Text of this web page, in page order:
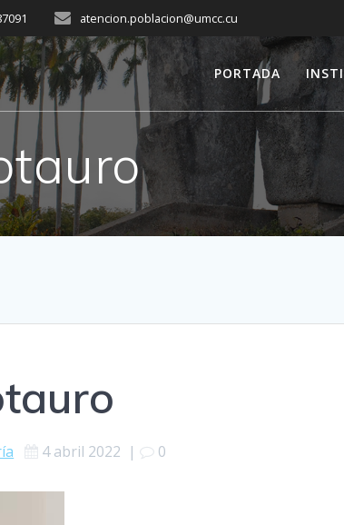
atencion.poblacion@umcc.cu
PORTADA
4 abril 2022 | 0